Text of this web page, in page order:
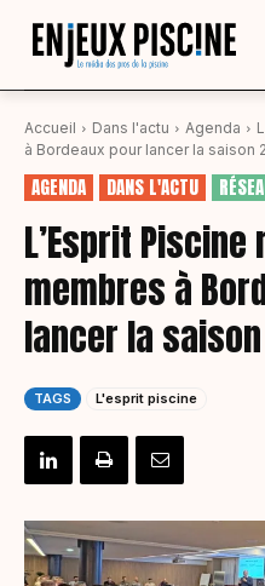
Accueil Dans l'actu Agenda
à Bordeaux pour lancer la saison
AGENDA DANS L'ACTU
L’Esprit
membres à
lancer la
TAGS L'esprit piscine